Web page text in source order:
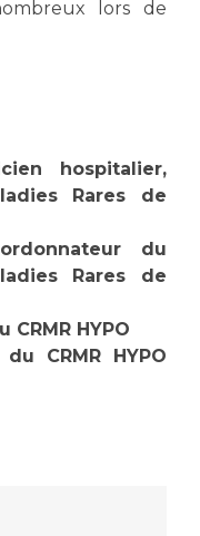
l’AP-HM
lors de
hospitalier,
Rares de
du
Rares de
CRMR HYPO
CRMR HYPO